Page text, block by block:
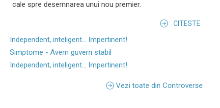
cale spre desemnarea unui nou premier.
CITESTE
Independent, inteligent... Impertinent!
Simptome - Avem guvern stabil
Independent, inteligent... Impertinent!
Vezi toate din Controverse